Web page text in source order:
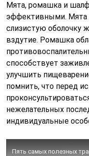
Мята, ромашка и
эффективными. Мята
слизистую оболочку
вздутие. Ромашка
способствует
улучшить
помнить, что перед
нежелательных
индивидуальные